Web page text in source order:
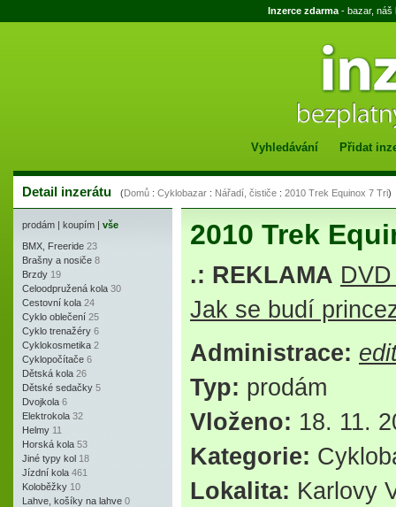
Inzerce zdarma - bazar, náš
Vyhledávání Přidat
Detail inzerátu (Domů : Cyklobazar : Nářadí, čističe : 2010 Trek Equinox 7 Tri)
prodám | koupím | vše
BMX, Freeride 23
Brašny a nosiče 8
Brzdy 19
Celoodpružená kola 30
Cestovní kola 24
Cyklo oblečení 25
Cyklo trenažéry 6
Cyklokosmetika 2
Cyklopočítače 6
Dětská kola 26
Dětské sedačky 5
Dvojkola 6
Elektrokola 32
Helmy 11
Horská kola 53
Jiné typy kol 18
Jízdní kola 461
Koloběžky 10
Lahve, košíky na lahve 0
2010 Trek
.: REKLAMA
Jak se budí
Administrace:
Typ: prodám
Vloženo: 18. 11.
Kategorie:
Lokalita: Karlovy